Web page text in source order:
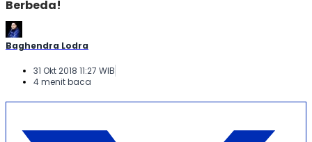
Berbeda!
Baghendra Lodra
31 Okt 2018 11:27 WIB
4 menit baca